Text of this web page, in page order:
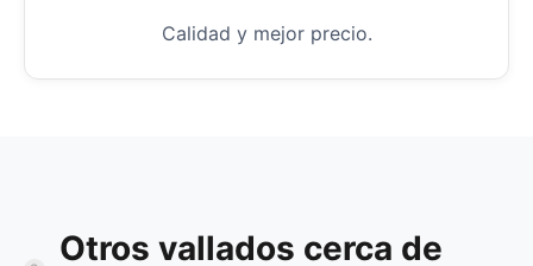
Calidad y mejor precio.
Otros vallados cerca de